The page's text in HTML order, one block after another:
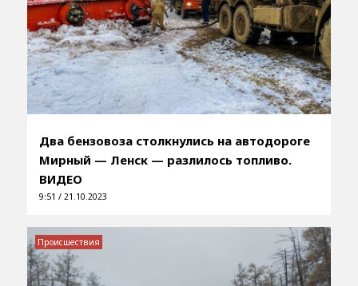
Два бензовоза столкнулись на автодороге
Мирный — Ленск — разлилось топливо.
ВИДЕО
9:51 / 21.10.2023
Происшествия